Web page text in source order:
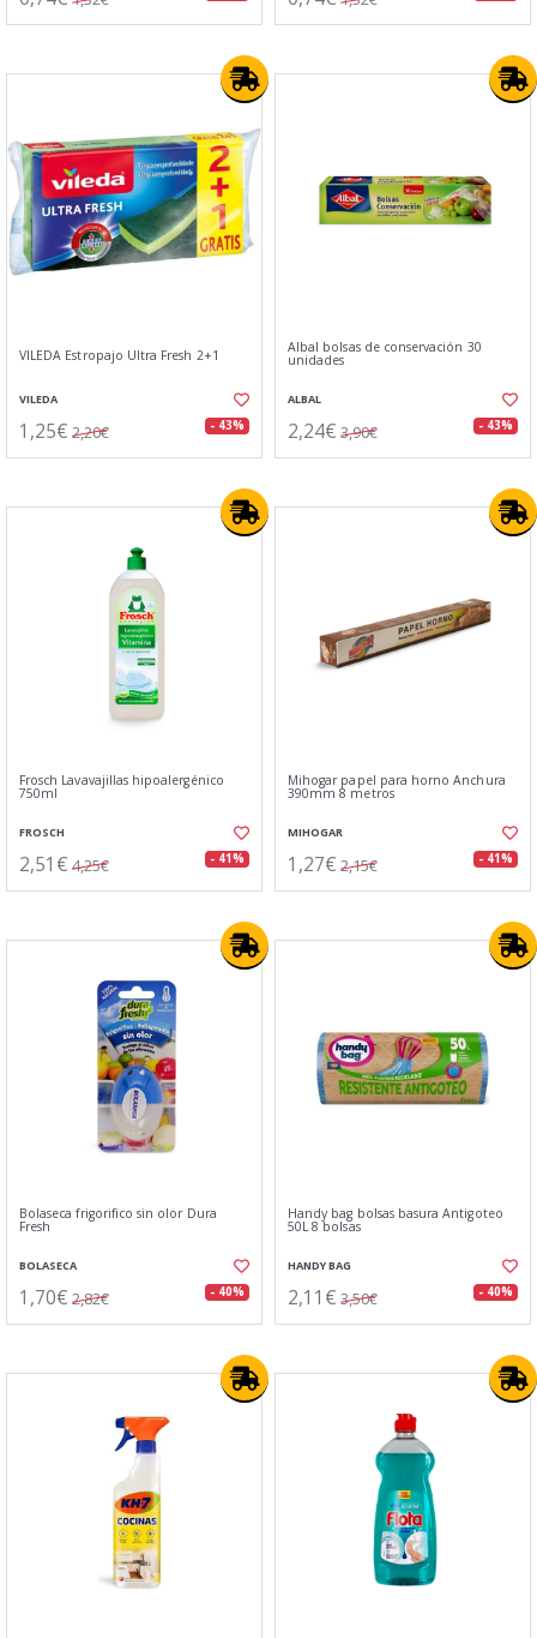
VILEDA Estropajo Ultra Fresh 2+1
VILEDA
1,25€ 2,20€ - 43%
Albal bolsas de conservación 30
unidades
ALBAL
2,24€ 3,90€ - 43%
Frosch Lavavajillas hipoalergénico
750ml
FROSCH
2,51€ 4,25€ - 41%
Mihogar papel para horno Anchura
390mm 8 metros
MIHOGAR
1,27€ 2,15€ - 41%
Bolaseca frigorifico sin olor Dura
Fresh
BOLASECA
1,70€ 2,82€ - 40%
Handy bag bolsas basura Antigoteo
50L 8 bolsas
HANDY BAG
2,11€ 3,50€ - 40%